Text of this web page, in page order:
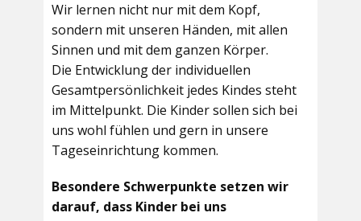
Wir lernen nicht nur mit dem Kopf,
sondern mit unseren Händen, mit allen
Sinnen und mit dem ganzen Körper.
Die Entwicklung der individuellen
Gesamtpersönlichkeit jedes Kindes steht
im Mittelpunkt. Die Kinder sollen sich bei
uns wohl fühlen und gern in unsere
Tageseinrichtung kommen.
Besondere Schwerpunkte setzen wir
darauf, dass Kinder bei uns